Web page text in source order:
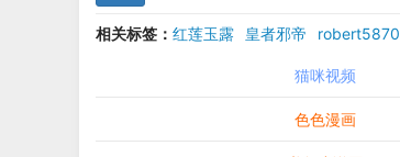
相关标签： 红莲玉露 皇者邪帝 robert5870
猫咪视频
色色漫画